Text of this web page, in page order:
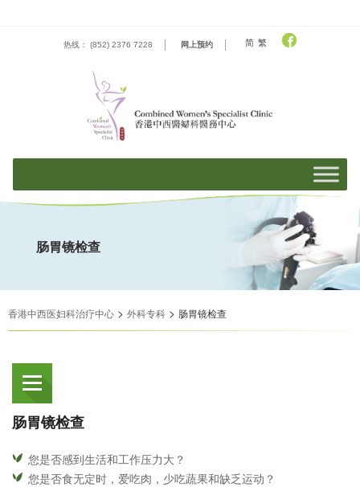
热线： (852) 2376 7228 网上预约 简 繁
肠胃镜检查
香港中西医妇科治疗中心 > 外科专科 > 肠胃镜检查
肠胃镜检查
您是否感到生活和工作压力大？
您是否食无定时，爱吃肉，少吃蔬果和缺乏运动？